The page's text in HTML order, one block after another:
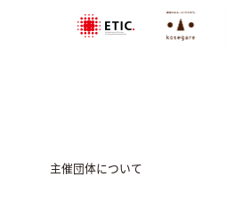
特定非営利活動法
人エティック
NPO法人農家
のこせがれネ
ットワーク
主催団体について